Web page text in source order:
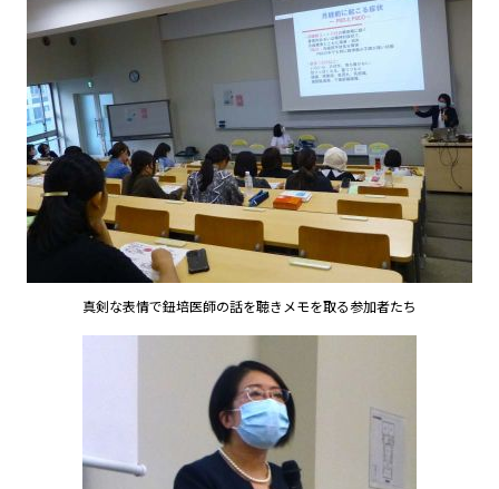
真剣な表情で鈕培医師の話を聴きメモを取る参加者たち